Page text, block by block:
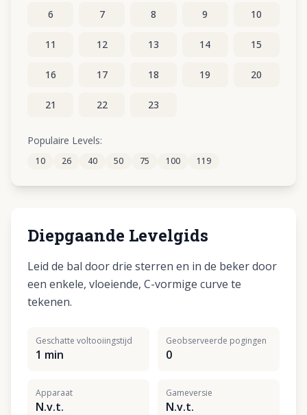
6 7 8 9 10
11 12 13 14 15
16 17 18 19 20
21 22 23
Populaire Levels:
10 26 40 50 75 100 119
Diepgaande Levelgids
Leid de bal door drie sterren en in de beker door
een enkele, vloeiende, C-vormige curve te
tekenen.
Geschatte voltooiingstijd
1 min
Geobserveerde pogingen
0
Apparaat
N.v.t.
Gameversie
N.v.t.